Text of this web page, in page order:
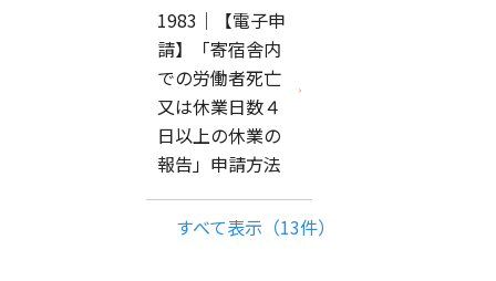
1983｜【電子申
請】「寄宿舎内
での労働者死亡
又は休業日数４
日以上の休業の
報告」申請方法
すべて表示（13件）